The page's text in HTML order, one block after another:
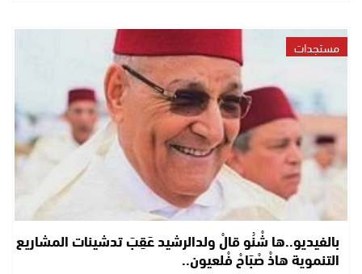
مستجدات
بالفيديو..ها شْنُو قالْ ولدالرشيد عَقِبَ تدشينات المشاريع
التنموية هاذْ صْبَاحْ فْلعيون..